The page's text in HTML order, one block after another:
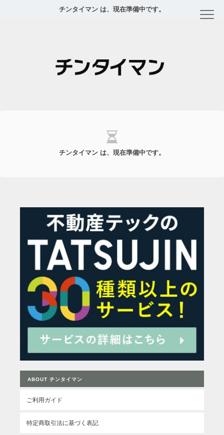
チンタイマン は、現在準備中です。
チンタイマン は、現在準備中です。
ABOUT チンタイマン
ご利用ガイド
特定商取引法に基づく表記